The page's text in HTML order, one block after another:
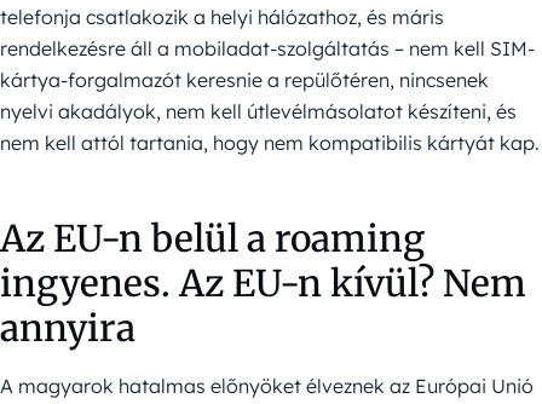
telefonja csatlakozik a helyi hálózathoz, és máris
rendelkezésre áll a mobiladat-szolgáltatás – nem kell SIM-
kártya-forgalmazót keresnie a repülőtéren, nincsenek
nyelvi akadályok, nem kell útlevélmásolatot készíteni, és
nem kell attól tartania, hogy nem kompatibilis kártyát kap.
Az EU-n belül a roaming
ingyenes. Az EU-n kívül? Nem
annyira
A magyarok hatalmas előnyöket élveznek az Európai Unió